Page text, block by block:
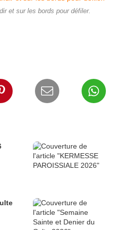
et sur les bords pour défiler.